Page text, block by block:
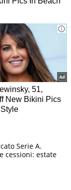
Serie A.
cessioni: estate